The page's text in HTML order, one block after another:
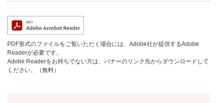
PDF形式のファイルをご覧いただく場合には、Adobe社が提供するAdobe
Readerが必要です。
Adobe Readerをお持ちでない方は、バナーのリンク先からダウンロードして
ください。（無料）